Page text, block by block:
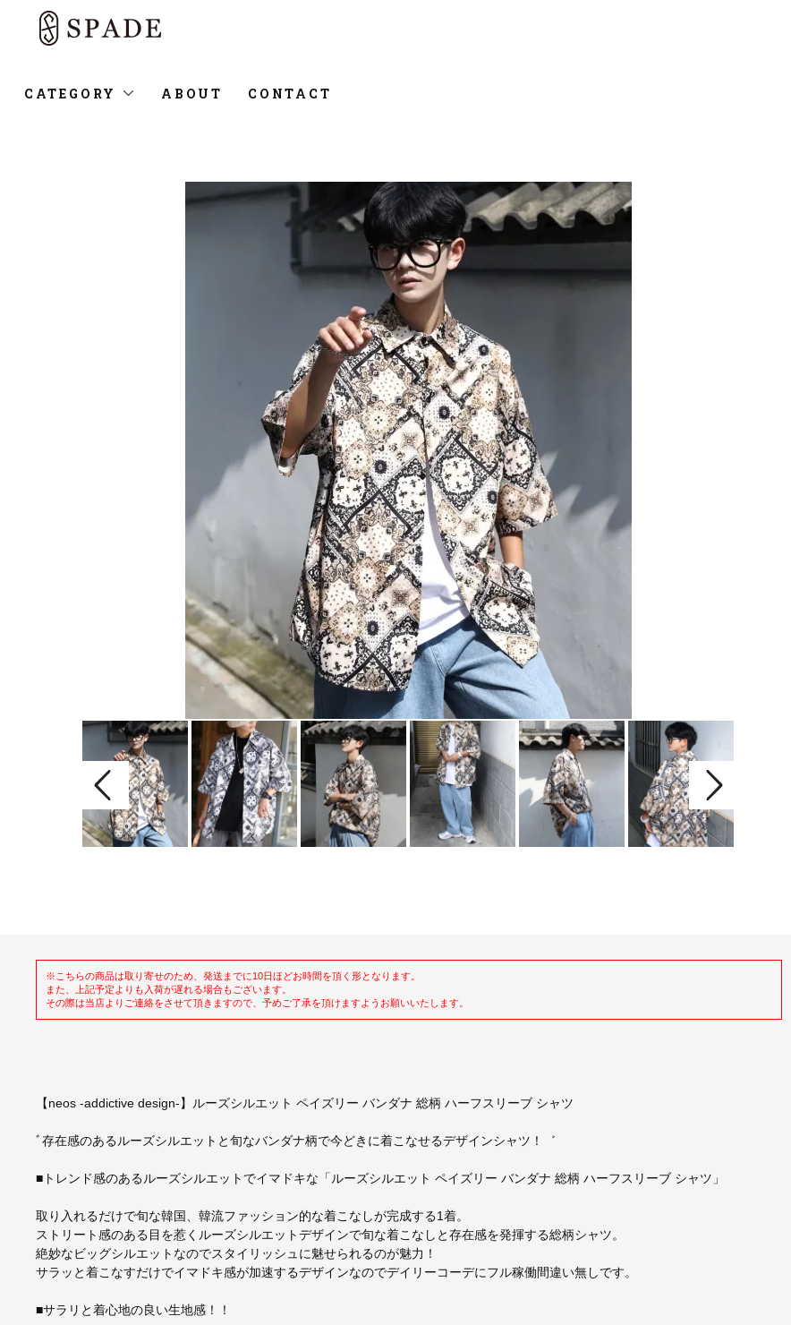
CATEGORY ABOUT CONTACT
※こちらの商品は取り寄せのため、発送までに10日ほどお時間を頂く形となります。
また、上記予定よりも入荷が遅れる場合もございます。
その際は当店よりご連絡をさせて頂きますので、予めご了承を頂けますようお願いいたします。
【neos -addictive design-】ルーズシルエット ペイズリー バンダナ 総柄 ハーフスリーブ シャツ
ﾞ存在感のあるルーズシルエットと旬なバンダナ柄で今どきに着こなせるデザインシャツ！゛
■トレンド感のあるルーズシルエットでイマドキな「ルーズシルエット ペイズリー バンダナ 総柄 ハーフスリーブ シャツ」
取り入れるだけで旬な韓国、韓流ファッション的な着こなしが完成する1着。
ストリート感のある目を惹くルーズシルエットデザインで旬な着こなしと存在感を発揮する総柄シャツ。
絶妙なビッグシルエットなのでスタイリッシュに魅せられるのが魅力！
サラッと着こなすだけでイマドキ感が加速するデザインなのでデイリーコーデにフル稼働間違い無しです。
■サラリと着心地の良い生地感！！